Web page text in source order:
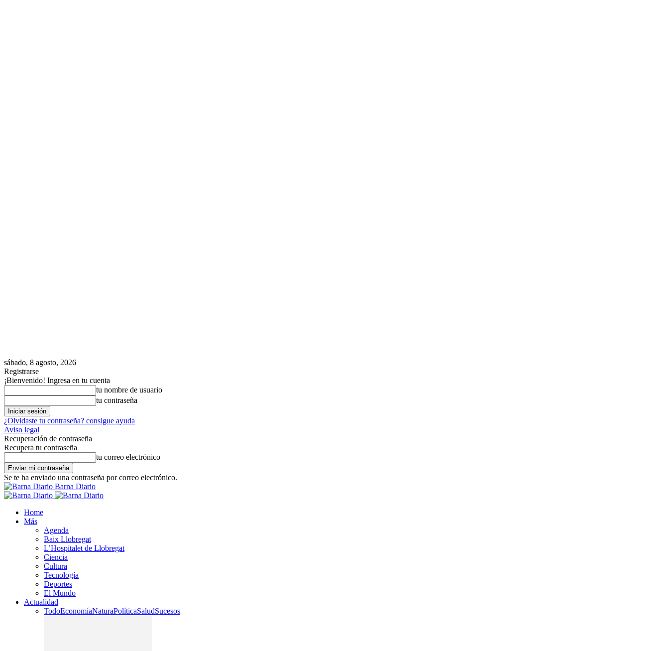
sábado, 8 agosto, 2026
Registrarse
¡Bienvenido! Ingresa en tu cuenta
tu nombre de usuario
tu contraseña
¿Olvidaste tu contraseña? consigue ayuda
Aviso legal
Recuperación de contraseña
Recupera tu contraseña
tu correo electrónico
Se te ha enviado una contraseña por correo electrónico.
Barna Diario
Home
Más
Agenda
Baix Llobregat
L’Hospitalet de Llobregat
Ciencia
Cultura
Tecnología
Deportes
El Mundo
Actualidad
TodoEconomíaNaturaPolíticaSaludSucesos